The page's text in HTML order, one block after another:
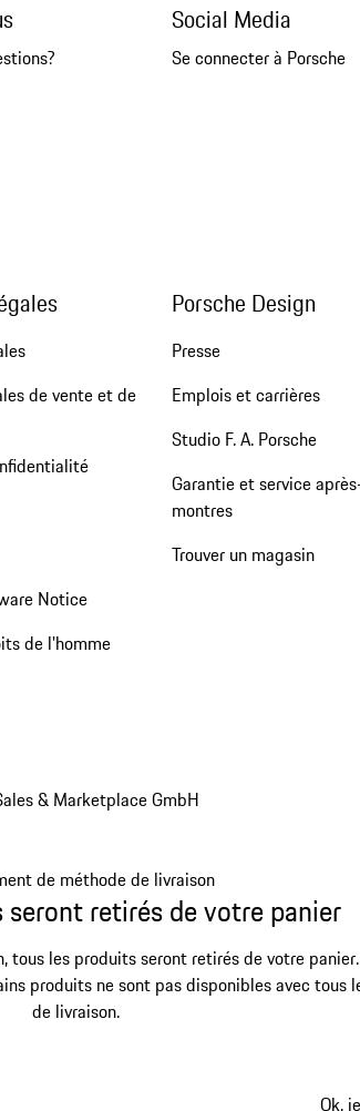
Social Media
Se connecter à Porsche
de vente et de
Notice
de l'homme
Porsche Design
Presse
Emplois et carrières
Studio F. A. Porsche
Garantie et service
montres
Trouver un magasin
& Marketplace GmbH
de méthode de livraison
retirés de votre panier
tous les produits seront retirés de votre
produits ne sont pas disponibles avec tous
de livraison.
Ok,